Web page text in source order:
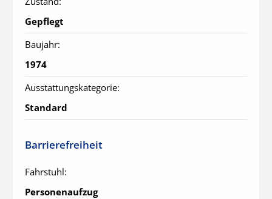
Gepflegt
Baujahr:
1974
Ausstattungskategorie:
Standard
Barrierefreiheit
Fahrstuhl:
Personenaufzug